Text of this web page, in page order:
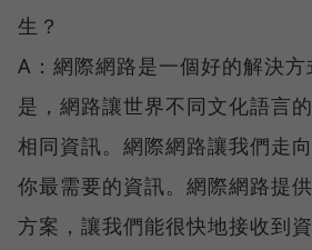
生？
A：網際網路是一個好的解決
是，網路讓世界不同文化語言
相同資訊。網際網路讓我們走
你最需要的資訊。網際網路提
方案，讓我們能很快地接收到資